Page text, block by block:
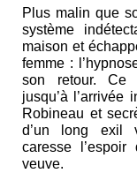
Plus malin que
système
maison et
femme :
son retour. Ce
jusqu’à l’arrivée
Robineau et
d’un long exil
caresse l’espoir
veuve.